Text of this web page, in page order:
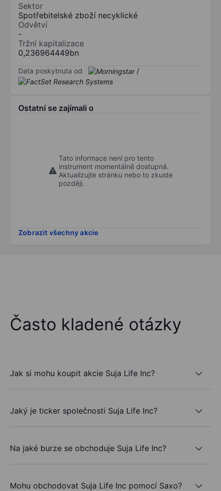
Sektor
Spotřebitelské zboží necyklické
Odvětví
-
Tržní kapitalizace
0,236964449bn
Data poskytnuta od /
Ostatní se zajímali o
Tato informace není pro tento
instrument momentálně dostupná.
Aktualizujte stránku nebo to zkuste
později.
Zobrazit všechny akcie
Často kladené otázky
Jak si mohu koupit akcie Suja Life Inc?
Jaký je ticker společnosti Suja Life Inc?
Na jaké burze se obchoduje Suja Life Inc?
Mohu obchodovat Suja Life Inc pomocí Saxo?